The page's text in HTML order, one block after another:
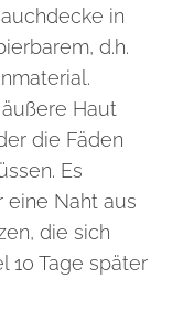
in
d.h.
Haut
die Fäden
Es
eine Naht aus
die sich
10 Tage später